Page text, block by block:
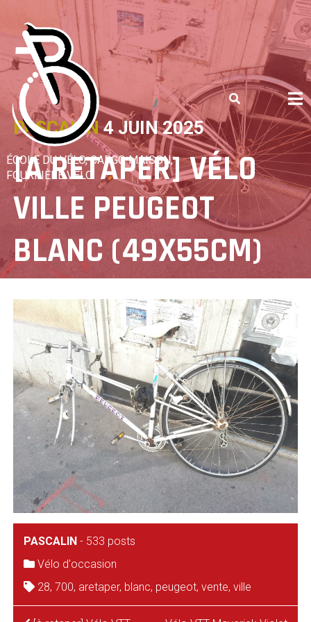
content
ÉCOLE DU VÉLO, CARGO MAISON,
FOURRIÈRE VÉLO
PASCALIN 4 JUIN 2025
[A RETAPER] VÉLO
VILLE PEUGEOT
BLANC (49X55CM)
PASCALIN- 533 posts
Vélo d'occasion
28, 700, aretaper, blanc, peugeot, vente, ville